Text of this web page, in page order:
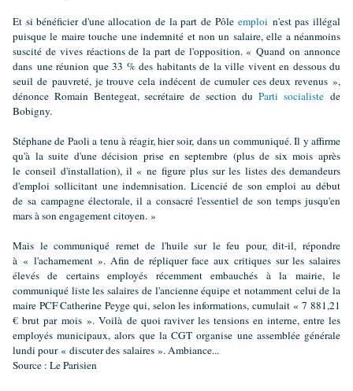
Et si bénéficier d'une allocation de la part de Pôle emploi n'est pas illégal
puisque le maire touche une indemnité et non un salaire, elle a néanmoins
suscité de vives réactions de la part de l'opposition. « Quand on annonce
dans une réunion que 33 % des habitants de la ville vivent en dessous du
seuil de pauvreté, je trouve cela indécent de cumuler ces deux revenus »,
dénonce Romain Bentegeat, secrétaire de section du Parti socialiste de
Bobigny.
Stéphane de Paoli a tenu à réagir, hier soir, dans un communiqué. Il y affirme
qu'à la suite d'une décision prise en septembre (plus de six mois après
le conseil d'installation), il « ne figure plus sur les listes des demandeurs
d'emploi sollicitant une indemnisation. Licencié de son emploi au début
de sa campagne électorale, il a consacré l'essentiel de son temps jusqu'en
mars à son engagement citoyen. »
Mais le communiqué remet de l'huile sur le feu pour, dit-il, répondre
à « l'acharnement ». Afin de répliquer face aux critiques sur les salaires
élevés de certains employés récemment embauchés à la mairie, le
communiqué liste les salaires de l'ancienne équipe et notamment celui de la
maire PCF Catherine Peyge qui, selon les informations, cumulait « 7 881,21
€ brut par mois ». Voilà de quoi raviver les tensions en interne, entre les
employés municipaux, alors que la CGT organise une assemblée générale
lundi pour « discuter des salaires ».Ambiance...
Source : Le Parisien